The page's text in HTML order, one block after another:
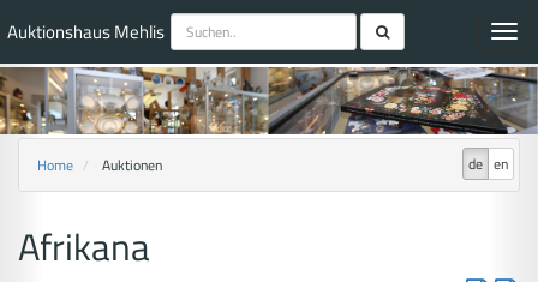
Auktionshaus Mehlis
de en
Home Auktionen
Afrikana